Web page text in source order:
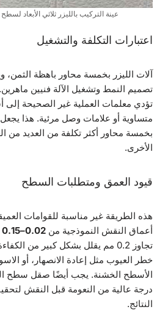
عينة التركيب بالليزر ثلاثي الأبعاد
اعتبارات التكلفة والتشغيل
آلات الليزر بخمسة محاور باهظة
تصميم النمط وتشغيل الآلة فنيين
تؤدي معلمات العملية غير الصحيحة إلى
متساوية أو علامات وصل مرئية. هذا يجعل
بخمسة محاور أكثر تكلفة من العديد من
الأخرى.
قيود العمق ومتطلبات السطح
هذه الطريقة غير مناسبة للقوامات
أعماق النقش النموذجية من 0.02–0.15 مم
تجاوز 0.2 مم يقلل بشكل كبير من
خطر العيوب مثل إعادة الانصهار، أو
الأسطح الخشنة. يجب أيضًا صقل سطح
درجة عالية من النعومة قبل النقش
النتائج.